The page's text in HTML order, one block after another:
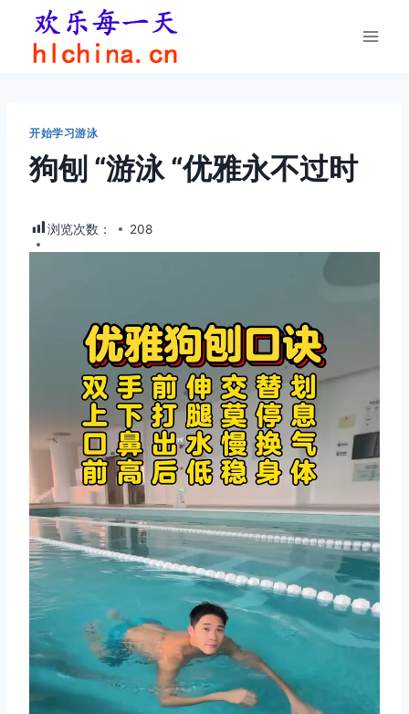
开始学习游泳
狗刨 “游泳 “优雅永不过时
浏览次数： 208